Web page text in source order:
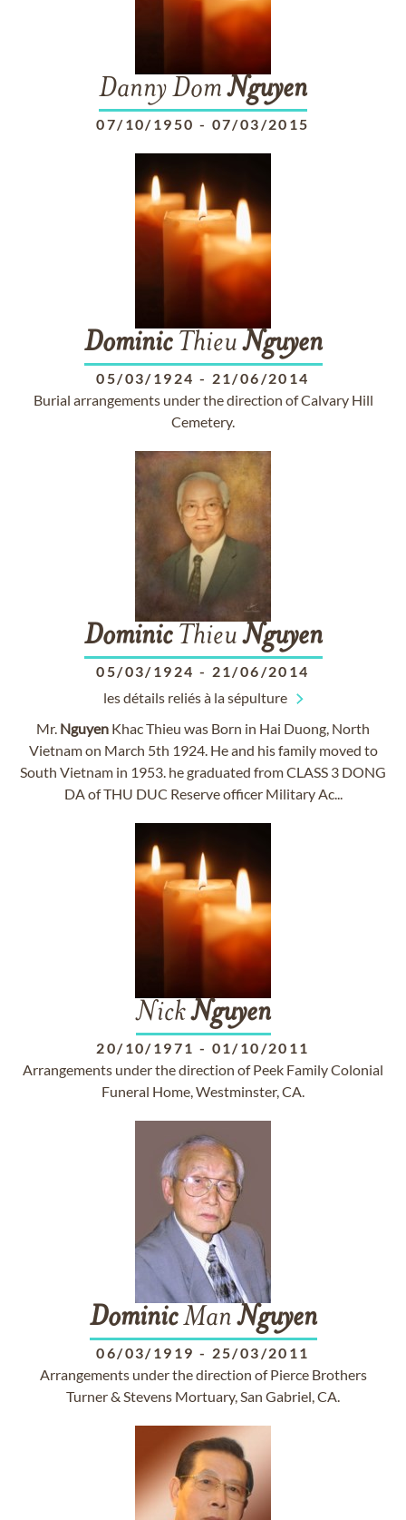
Danny DomNguyen
07/10/1950 - 07/03/2015
DominicThieuNguyen
05/03/1924 - 21/06/2014
Burial arrangements under the direction of Calvary Hill
Cemetery.
DominicThieuNguyen
05/03/1924 - 21/06/2014
les détails reliés à la sépulture
Mr. Nguyen Khac Thieu was Born in Hai Duong, North
Vietnam on March 5th 1924. He and his family moved to
South Vietnam in 1953. he graduated from CLASS 3 DONG
DA of THU DUC Reserve officer Military Ac...
NickNguyen
20/10/1971 - 01/10/2011
Arrangements under the direction of Peek Family Colonial
Funeral Home, Westminster, CA.
DominicManNguyen
06/03/1919 - 25/03/2011
Arrangements under the direction of Pierce Brothers
Turner & Stevens Mortuary, San Gabriel, CA.